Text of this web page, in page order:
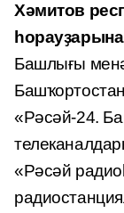
Хәмитов
Башлығы
«Рәсәй-24.
«Рәсәй